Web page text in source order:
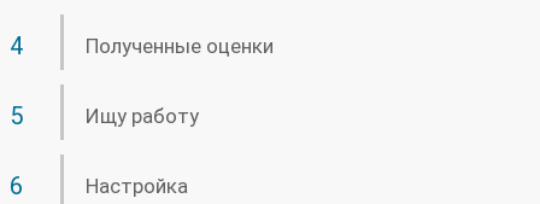
Полученные оценки
Ищу работу
Настройка